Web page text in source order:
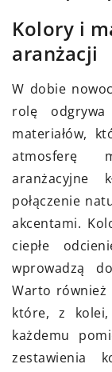
Kolory i
aranżacji
W dobie
rolę
materiałów,
atmosferę
aranżacyjne
połączenie
akcentami.
ciepłe
wprowadzą
Warto również
które, z
każdemu
zestawienia